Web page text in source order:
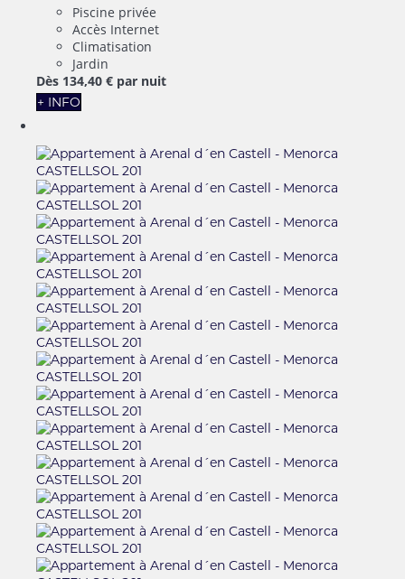
Piscine privée
Accès Internet
Climatisation
Jardin
Dès 134,40 € par nuit
+ INFO